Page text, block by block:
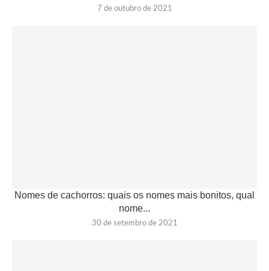
7 de outubro de 2021
Nomes de cachorros: quais os nomes mais bonitos, qual
nome...
30 de setembro de 2021